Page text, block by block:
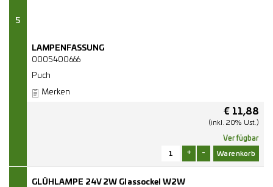
5
LAMPENFASSUNG
0005400666
Puch
Merken
€ 11,88
(inkl. 20% Ust.)
Verfügbar
+ -
GLÜHLAMPE 24V 2W Glassockel W2W